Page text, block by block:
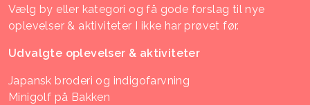
Vælg by eller kategori og få gode forslag til nye
oplevelser & aktiviteter I ikke har prøvet før.
Udvalgte oplevelser & aktiviteter
Japansk broderi og indigofarvning
Minigolf på Bakken